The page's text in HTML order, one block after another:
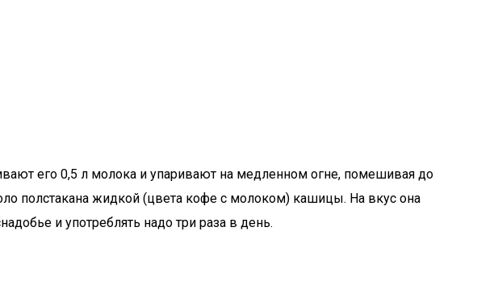
его 0,5 л молока и упаривают на медленном огне, помешивая до
полстакана жидкой (цвета кофе с молоком) кашицы. На вкус она
и употреблять надо три раза в день.